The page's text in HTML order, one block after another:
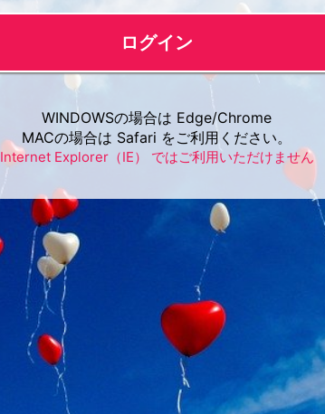
ログイン
WINDOWSの場合は Edge/Chrome
MACの場合は Safari をご利用ください。
Internet Explorer（IE） ではご利用いただけません